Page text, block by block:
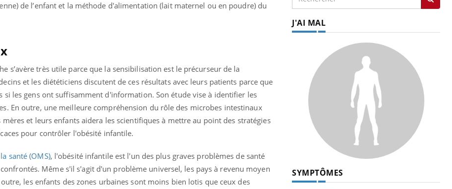
de l’enfant et la méthode d'alimentation (lait maternel ou en poudre) du
s’avère très utile parce que la sensibilisation est le précurseur de la
et les diététiciens discutent de ces résultats avec leurs patients parce que
si les gens ont suffisamment d'information. Son étude vise à identifier les
En outre, une meilleure compréhension du rôle des microbes intestinaux
mères et leurs enfants aidera les scientifiques à mettre au point des stratégies
pour contrôler l'obésité infantile.
santé (OMS), l'obésité infantile est l'un des plus graves problèmes de santé
Même s'il s'agit d'un problème universel, les pays à revenu moyen
les enfants des zones urbaines sont moins bien lotis que ceux des
J'AI MAL
SYMPTÔMES